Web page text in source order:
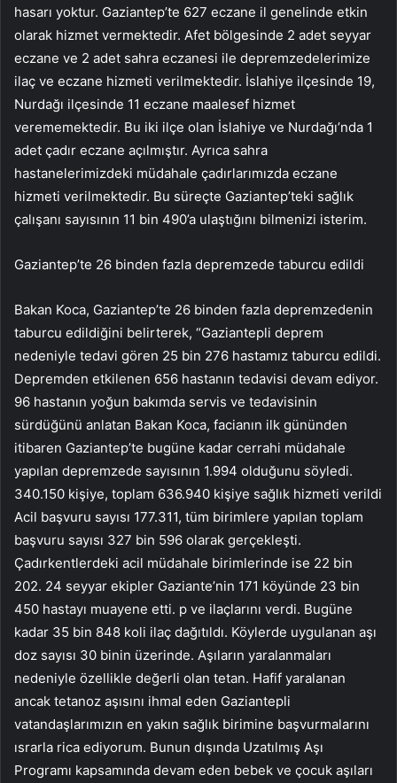
hasarı yoktur. Gaziantep’te 627 eczane il genelinde etkin
olarak hizmet vermektedir. Afet bölgesinde 2 adet seyyar
eczane ve 2 adet sahra eczanesi ile depremzedelerimize
ilaç ve eczane hizmeti verilmektedir. İslahiye ilçesinde 19,
Nurdağı ilçesinde 11 eczane maalesef hizmet
verememektedir. Bu iki ilçe olan İslahiye ve Nurdağı’nda 1
adet çadır eczane açılmıştır. Ayrıca sahra
hastanelerimizdeki müdahale çadırlarımızda eczane
hizmeti verilmektedir. Bu süreçte Gaziantep’teki sağlık
çalışanı sayısının 11 bin 490’a ulaştığını bilmenizi isterim.
Gaziantep’te 26 binden fazla depremzede taburcu edildi
Bakan Koca, Gaziantep’te 26 binden fazla depremzedenin
taburcu edildiğini belirterek, “Gaziantepli deprem
nedeniyle tedavi gören 25 bin 276 hastamız taburcu edildi.
Depremden etkilenen 656 hastanın tedavisi devam ediyor.
96 hastanın yoğun bakımda servis ve tedavisinin
sürdüğünü anlatan Bakan Koca, facianın ilk gününden
itibaren Gaziantep’te bugüne kadar cerrahi müdahale
yapılan depremzede sayısının 1.994 olduğunu söyledi.
340.150 kişiye, toplam 636.940 kişiye sağlık hizmeti verildi
Acil başvuru sayısı 177.311, tüm birimlere yapılan toplam
başvuru sayısı 327 bin 596 olarak gerçekleşti.
Çadırkentlerdeki acil müdahale birimlerinde ise 22 bin
202. 24 seyyar ekipler Gaziante’nin 171 köyünde 23 bin
450 hastayı muayene etti. p ve ilaçlarını verdi. Bugüne
kadar 35 bin 848 koli ilaç dağıtıldı. Köylerde uygulanan aşı
doz sayısı 30 binin üzerinde. Aşıların yaralanmaları
nedeniyle özellikle değerli olan tetan. Hafif yaralanan
ancak tetanoz aşısını ihmal eden Gaziantepli
vatandaşlarımızın en yakın sağlık birimine başvurmalarını
ısrarla rica ediyorum. Bunun dışında Uzatılmış Aşı
Programı kapsamında devam eden bebek ve çocuk aşıları